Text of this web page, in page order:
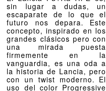
sin lugar a dudas, un
escaparate de lo que el
futuro nos depara. Este
concepto, inspirado en los
grandes clásicos pero con
una mirada puesta
firmemente en la
vanguardia, es una oda a
la historia de Lancia, pero
con un twist moderno. El
uso del color Progressive